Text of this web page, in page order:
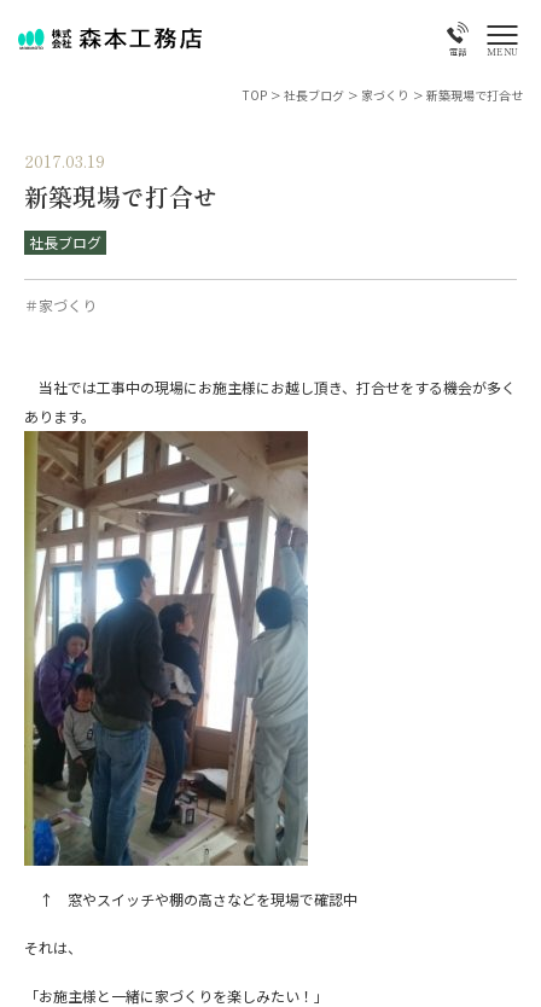
電話 MENU
TOP > 社長ブログ > 家づくり > 新築現場で打合せ
2017.03.19
新築現場で打合せ
社長ブログ
＃家づくり
当社では工事中の現場にお施主様にお越し頂き、打合せをする機会が多く
あります。
↑ 窓やスイッチや棚の高さなどを現場で確認中
それは、
「お施主様と一緒に家づくりを楽しみたい！」